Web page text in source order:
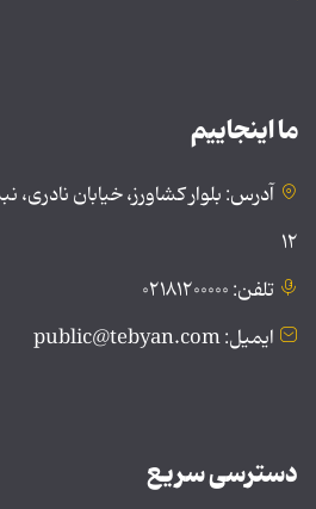
ما اینجاییم
آدرس: بلوار کشاورز، خیابان
۱۲
تلفن: ۰۲۱۸۱۲۰۰۰۰۰
ایمیل: public@tebyan.com
دسترسی سریع